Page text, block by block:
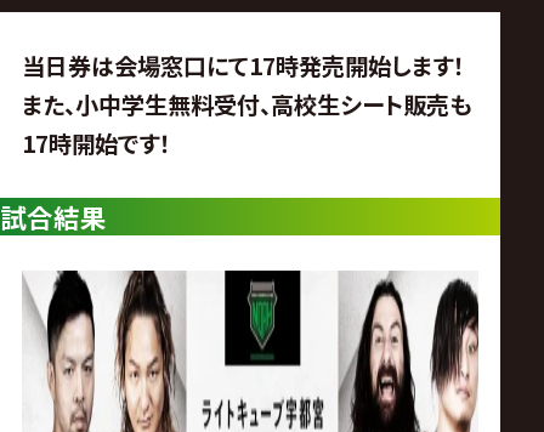
プ
ロ
レ
ス
リ
当日券は会場窓口にて17時発売開始します！
また、小中学生無料受付、高校生シート販売も
17時開始です！
試合結果